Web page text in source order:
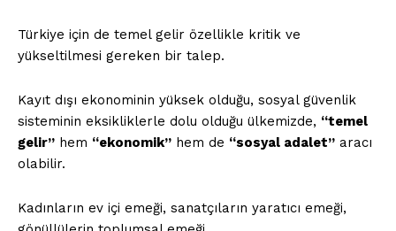
Türkiye için de temel gelir özellikle kritik ve
yükseltilmesi gereken bir talep.
Kayıt dışı ekonominin yüksek olduğu, sosyal güvenlik
sisteminin eksikliklerle dolu olduğu ülkemizde, “temel
gelir” hem “ekonomik” hem de “sosyal adalet” aracı
olabilir.
Kadınların ev içi emeği, sanatçıların yaratıcı emeği,